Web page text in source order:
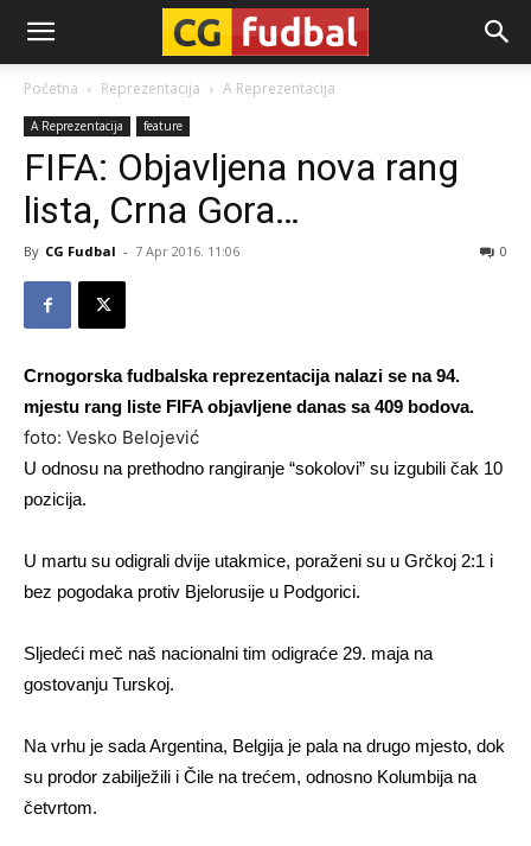
CG-
Fudbal
Početna Reprezentacija A Reprezentacija
A Reprezentacija feature
FIFA: Objavljena nova rang
lista, Crna Gora…
By CG Fudbal - 7 Apr 2016. 11:06 0
Crnogorska fudbalska reprezentacija nalazi se na 94.
mjestu rang liste FIFA objavljene danas sa 409 bodova.
foto: Vesko Belojević
U odnosu na prethodno rangiranje “sokolovi” su izgubili čak 10
pozicija.
U martu su odigrali dvije utakmice, poraženi su u Grčkoj 2:1 i
bez pogodaka protiv Bjelorusije u Podgorici.
Sljedeći meč naš nacionalni tim odigraće 29. maja na
gostovanju Turskoj.
Na vrhu je sada Argentina, Belgija je pala na drugo mjesto, dok
su prodor zabilježili i Čile na trećem, odnosno Kolumbija na
četvrtom.